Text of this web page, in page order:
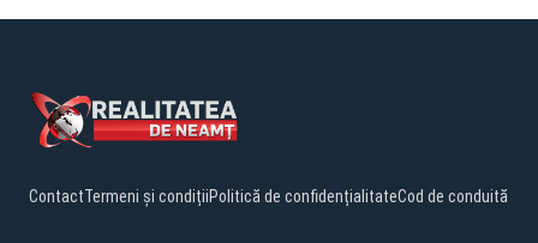
ContactTermeni și condițiiPolitică de confidențialitateCod de conduită